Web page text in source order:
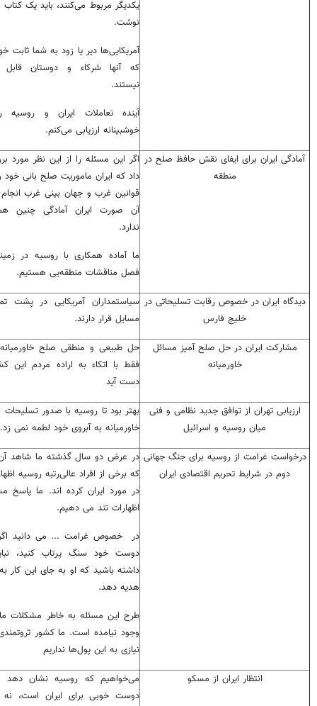
یکدیگر مربوط می‌کنند، باید یک
نوشت.
آمریکایی‌ها دیر یا زود به شما ثابت
که آنها شرکاء و دوستان قابل
نیستند.
آینده تعاملات ایران و روسیه
خوشبینانه ارزیابی می‌کنم.
آمادگی ایران برای ایفای نقش حافظ صلح در
منطقه
اگر این مسئله را از این نظر مورد
داد که ایران ماموریت صلح بانی خود
قوانین غرب و جهان بینی غرب
آن صورت ایران آمادگی چنین
ندارد.
ما آماده همکاری با روسیه در
فصل مناقشات منطقه‌یی هستیم.
دیدگاه ایران در خصوص رقابت تسلیحاتی در
خلیج فارس
سیاستمداران آمریکایی در پشت
مسایل قرار دارند.
مشارکت ایران در حل صلح آمیز مسائل
خاورمیانه
حل طبیعی و منطقی صلح خاورمیانه
فقط با اتکاء به اراده مردم این
دست آید
ارزیابی تهران از توافق جدید نظامی و فنی
میان روسیه و اسرائیل
بهتر بود تا روسیه با صدور
خاورمیانه به آبروی خود لطمه نمی زد.
درخواست غرامت از روسیه برای جنگ جهانی
دوم در شرایط تحریم اقتصادی ایران
در عرض دو سال گذشته ما شاهد
که برخی از افراد عالی‌رتبه روسیه
در مورد ایران کرده اند. ما پاسخ
اظهارات تند می دهیم.
در خصوص غرامت ... می دانید
دوست خود سنگ پرتاب کنید،
داشته باشید که او به جای این کار
هدیه دهد.
طرح این مسئله به خاطر مشکلات
وجود نیامده است. ما کشور
نیازی به این پول‌ها نداریم
انتظار ایران از مسکو
می‌خواهیم که روسیه نشان دهد
دوست خوبی برای ایران است، نه